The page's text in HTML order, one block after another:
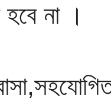
না ।